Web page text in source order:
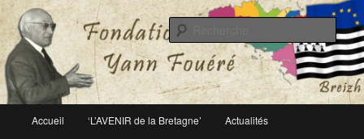
Fondation Yann Fouéré
Le site officiel de la fondation Yann Fouéré
principal
Aller
Accueil ‘L’AVENIR de la Bretagne’ Actualités